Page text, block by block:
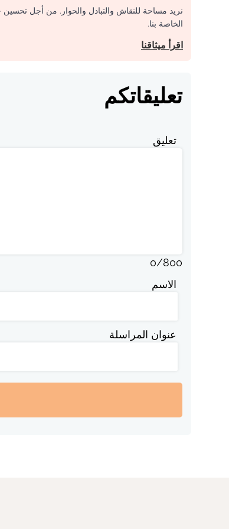
نريد مساحة للنقاش والتبادل والحوار. من أجل تحسين
الخاصة بنا.
اقرأ ميثاقنا
تعليقاتكم
تعليق
0/800
الاسم
عنوان المراسلة